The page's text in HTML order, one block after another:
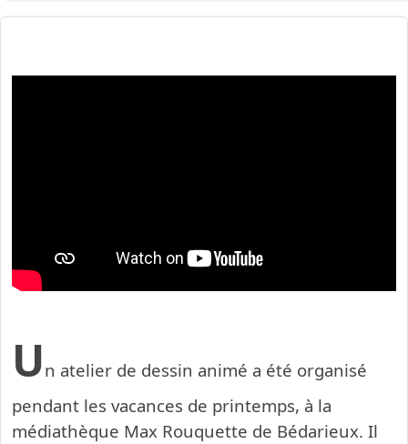
Un atelier de dessin animé a été organisé
pendant les vacances de printemps, à la
médiathèque Max Rouquette de Bédarieux. Il